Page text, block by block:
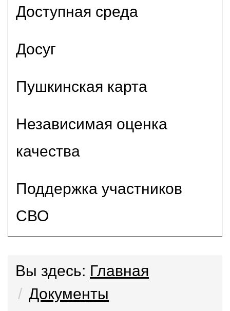
Доступная среда
Досуг
Пушкинская карта
Независимая оценка
качества
Поддержка участников
СВО
Вы здесь: Главная
Документы